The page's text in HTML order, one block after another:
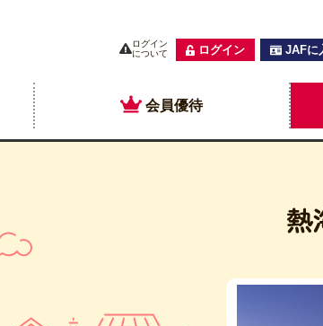
ログイン
について
ログイン JAFに
会員優待
熱